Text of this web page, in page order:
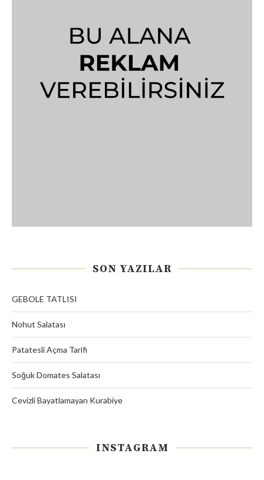
SON YAZILAR
GEBOLE TATLISI
Nohut Salatası
Patatesli Açma Tarifi
Soğuk Domates Salatası
Cevizli Bayatlamayan Kurabiye
INSTAGRAM